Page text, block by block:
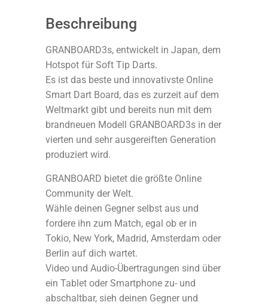
Beschreibung
GRANBOARD3s, entwickelt in Japan, dem
Hotspot für Soft Tip Darts.
Es ist das beste und innovativste Online
Smart Dart Board, das es zurzeit auf dem
Weltmarkt gibt und bereits nun mit dem
brandneuen Modell GRANBOARD3s in der
vierten und sehr ausgereiften Generation
produziert wird.
GRANBOARD bietet die größte Online
Community der Welt.
Wähle deinen Gegner selbst aus und
fordere ihn zum Match, egal ob er in
Tokio, New York, Madrid, Amsterdam oder
Berlin auf dich wartet.
Video und Audio-Übertragungen sind über
ein Tablet oder Smartphone zu- und
abschaltbar, sieh deinen Gegner und